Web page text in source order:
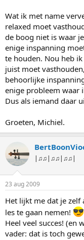
Wat ik met name
relaxed moet
de boog niet is waar
enige inspanning
te houden. Nou heb
juist moet
behoorlijke
enige probleem waar
Dus als iemand daar
Groeten, Michiel.
|♫♫|♫♫|♫♫|
23 aug 2009
Het lijkt me dat je zelf
les te gaan nemen!
Heel veel succes! (en
vader: dat is toch